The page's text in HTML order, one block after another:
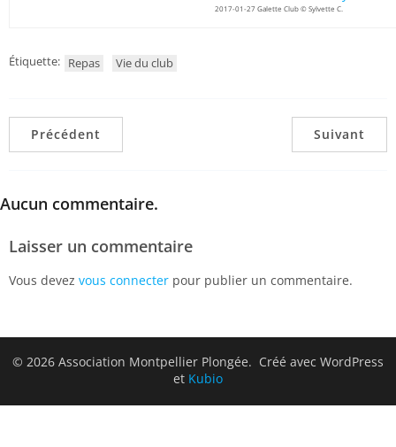
2017-01-27 Galette Club © Sylvette C.
Étiquette: Repas Vie du club
Précédent Suivant
Aucun commentaire.
Laisser un commentaire
Vous devez vous connecter pour publier un commentaire.
© 2026 Association Montpellier Plongée. Créé avec WordPress
et Kubio